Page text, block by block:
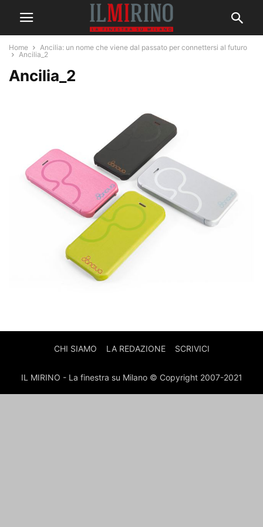
Home
Ancilia: un nome che viene dal passato per connettersi al futuro
Ancilia_2
Ancilia_2
CHI SIAMO LA REDAZIONE SCRIVICI
IL MIRINO - La finestra su Milano © Copyright 2007-2021